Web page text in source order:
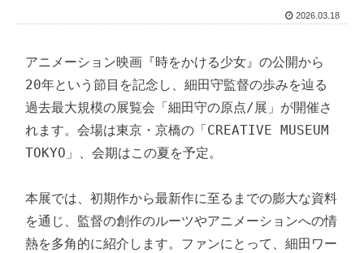
2026.03.18
アニメーション映画『時をかける少女』の公開から
20年という節目を記念し、細田守監督の歩みを辿る
過去最大規模の展覧会「細田守の原点/展」が開催さ
れます。会場は東京・京橋の「CREATIVE MUSEUM
TOKYO」、会期はこの夏を予定。
本展では、初期作から最新作に至るまでの膨大な資料
を通じ、監督の創作のルーツやアニメーションへの情
熱を多角的に紹介します。ファンにとって、細田ワー